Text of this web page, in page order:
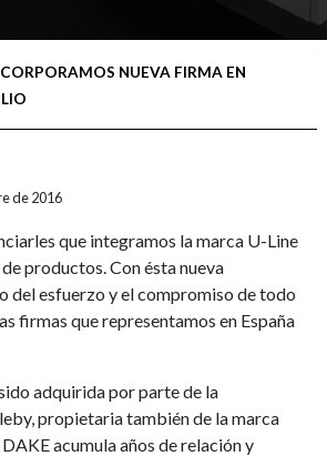
NUEVA FIRMA EN
de 2016
que integramos la marca U-Line
productos. Con ésta nueva
del esfuerzo y el compromiso de todo
firmas que representamos en España
adquirida por parte de la
propietaria también de la marca
acumula años de relación y